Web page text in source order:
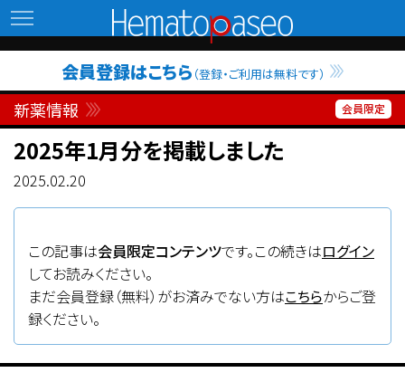
Hematopaseo
会員登録はこちら （登録・ご利用は無料です）
新薬情報
2025年1月分を掲載しました
2025.02.20
この記事は会員限定コンテンツです。この続きはログイン
してお読みください。
まだ会員登録（無料）がお済みでない方はこちらからご登
録ください。